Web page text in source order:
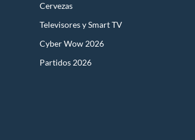
Cervezas
Televisores y Smart TV
Cyber Wow 2026
Partidos 2026